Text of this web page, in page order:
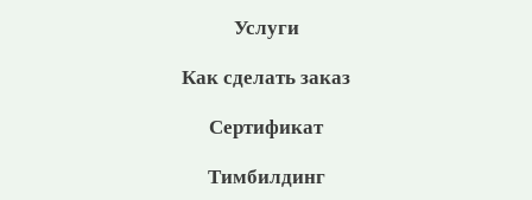
Услуги
Как сделать заказ
Сертификат
Тимбилдинг